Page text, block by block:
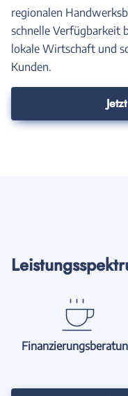
regionalen
schnelle Verfügbarkeit
lokale Wirtschaft und
Kunden.